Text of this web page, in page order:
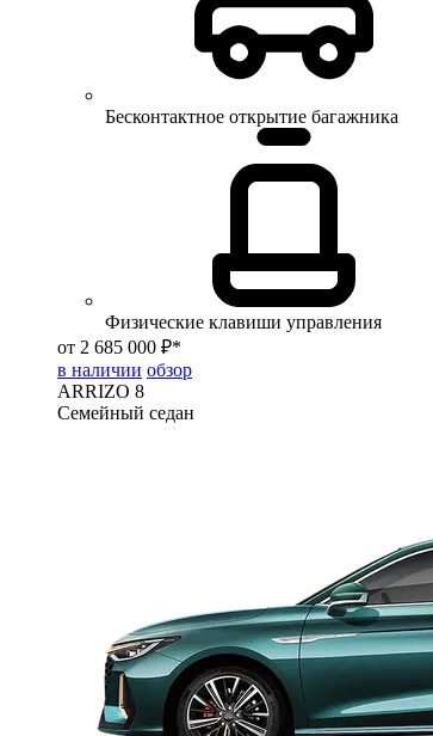
Бесконтактное открытие багажника
Физические клавиши управления
от 2 685 000 ₽*
в наличии обзор
ARRIZO 8
Семейный седан